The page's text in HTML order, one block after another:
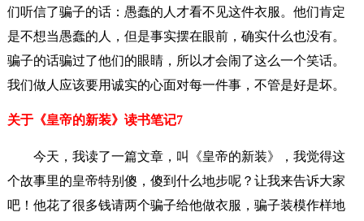
们听信了骗子的话：愚蠢的人才看不见这件衣服。他们肯定
是不想当愚蠢的人，但是事实摆在眼前，确实什么也没有。
骗子的话骗过了他们的眼睛，所以才会闹了这么一个笑话。
我们做人应该要用诚实的心面对每一件事，不管是好是坏。
关于《皇帝的新装》读书笔记7
今天，我读了一篇文章，叫《皇帝的新装》，我觉得这
个故事里的皇帝特别傻，傻到什么地步呢？让我来告诉大家
吧！他花了很多钱请两个骗子给他做衣服，骗子装模作样地